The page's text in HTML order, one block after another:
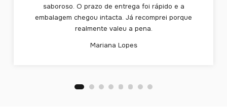
saboroso. O prazo de entrega foi rápido e a
embalagem chegou intacta. Já recomprei porque
realmente valeu a pena.
Mariana Lopes